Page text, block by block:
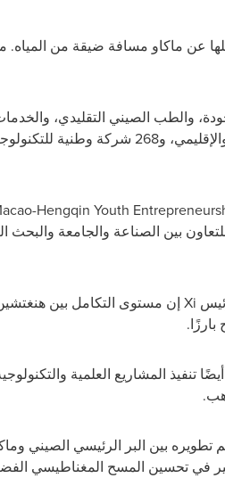
عن ماكاو مسافة ضيقة من المياه.
والطب الصيني التقليدي، والخدمات
Hengqin Youth
بين الصناعة والجامعة
Xiإن مستوى التكامل بين
تنفيذ المشاريع العلمية
بين البر الرئيسي الصيني
تحسين المسح المغناطيسي